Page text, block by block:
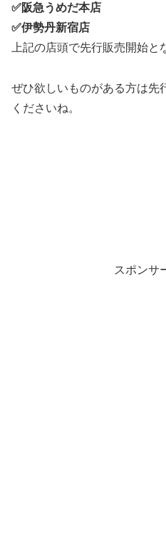
✅阪急うめだ本店
✅伊勢丹新宿店
上記の店頭で先行販売開始と
ぜひ欲しいものがある方は先
くださいね。
スポンサ